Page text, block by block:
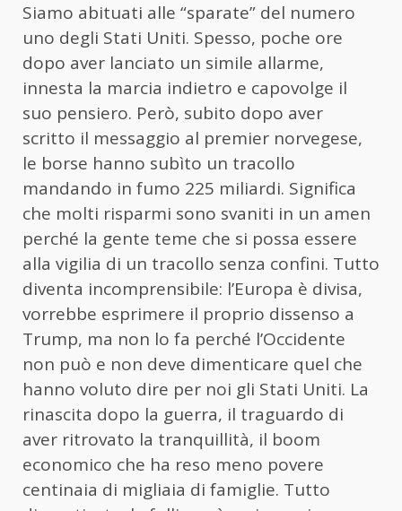
Siamo abituati alle “sparate” del numero
uno degli Stati Uniti. Spesso, poche ore
dopo aver lanciato un simile allarme,
innesta la marcia indietro e capovolge il
suo pensiero. Però, subito dopo aver
scritto il messaggio al premier norvegese,
le borse hanno subìto un tracollo
mandando in fumo 225 miliardi. Significa
che molti risparmi sono svaniti in un amen
perché la gente teme che si possa essere
alla vigilia di un tracollo senza confini. Tutto
diventa incomprensibile: l’Europa è divisa,
vorrebbe esprimere il proprio dissenso a
Trump, ma non lo fa perché l’Occidente
non può e non deve dimenticare quel che
hanno voluto dire per noi gli Stati Uniti. La
rinascita dopo la guerra, il traguardo di
aver ritrovato la tranquillità, il boom
economico che ha reso meno povere
centinaia di migliaia di famiglie. Tutto